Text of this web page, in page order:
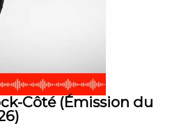
Côté (Émission du